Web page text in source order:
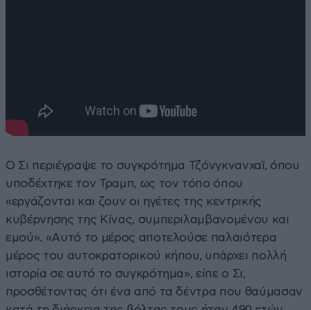
O Σι περιέγραψε το συγκρότημα Τζόνγκνανχαϊ, όπου
υποδέχτηκε τον Τραμπ, ως τον τόπο όπου
«εργάζονται και ζουν οι ηγέτες της κεντρικής
κυβέρνησης της Κίνας, συμπεριλαμβανομένου και
εμού». «Αυτό το μέρος αποτελούσε παλαιότερα
μέρος του αυτοκρατορικού κήπου, υπάρχει πολλή
ιστορία σε αυτό το συγκρότημα», είπε ο Σι,
προσθέτοντας ότι ένα από τα δέντρα που θαύμασαν